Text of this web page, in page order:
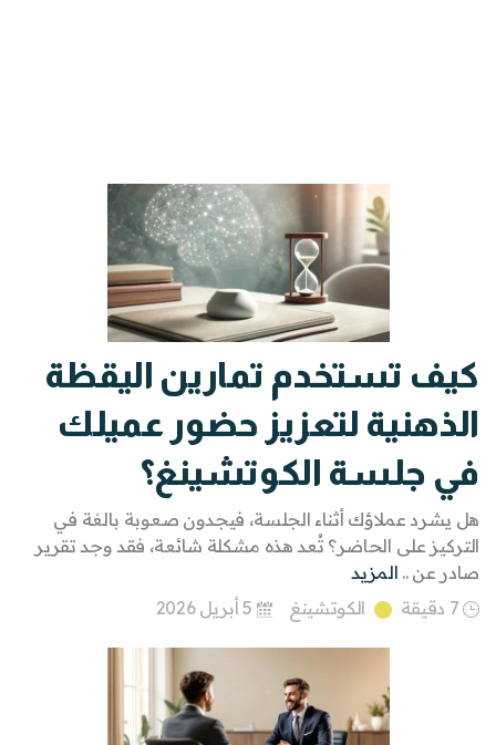
كيف تستخدم تمارين اليقظة
الذهنية لتعزيز حضور عميلك
في جلسة الكوتشينغ؟
هل يشرد عملاؤك أثناء الجلسة، فيجدون صعوبة بالغة في
التركيز على الحاضر؟ تُعد هذه مشكلة شائعة، فقد وجد تقرير
صادر عن .. المزيد
7 دقيقة
الكوتشينغ